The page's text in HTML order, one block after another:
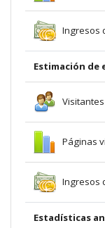
Ingresos
Estimación de
Páginas
Ingresos
Estadísticas